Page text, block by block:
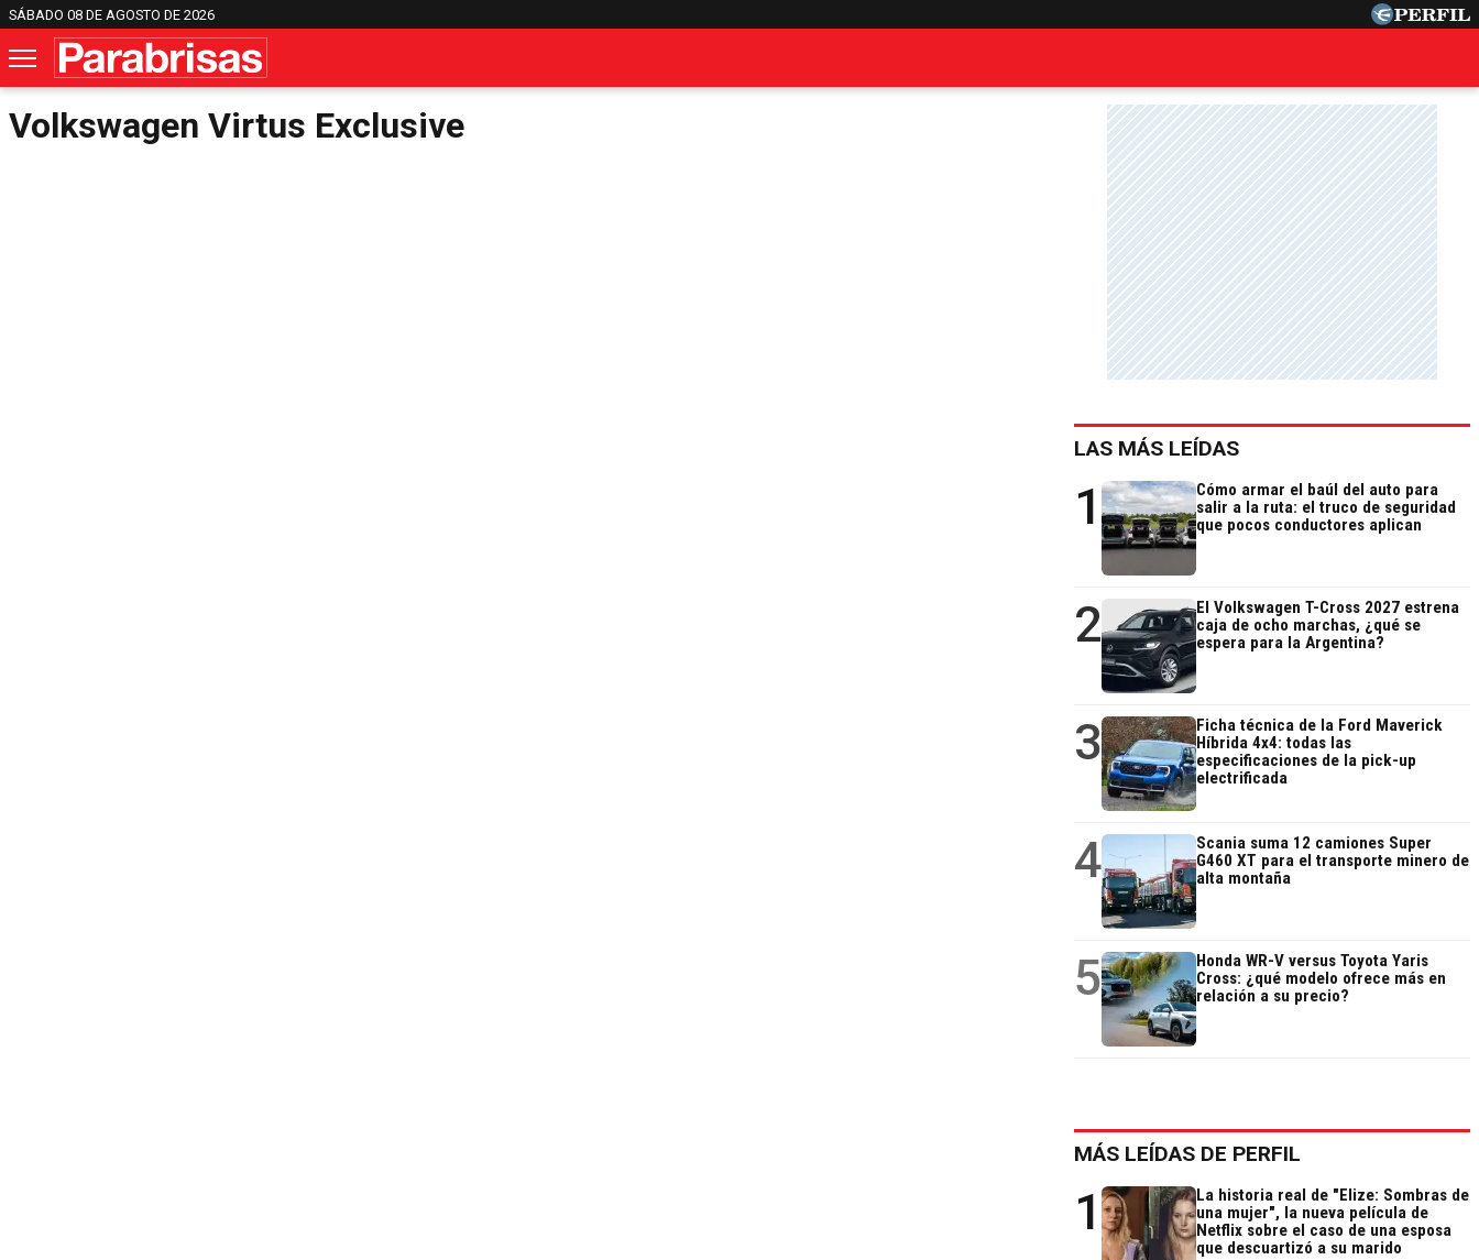
SÁBADO 08 DE AGOSTO DE 2026
Volkswagen Virtus Exclusive
LAS MÁS LEÍDAS
1
Cómo armar el baúl del auto para
salir a la ruta: el truco de seguridad
que pocos conductores aplican
2
El Volkswagen T-Cross 2027 estrena
caja de ocho marchas, ¿qué se
espera para la Argentina?
3
Ficha técnica de la Ford Maverick
Híbrida 4x4: todas las
especificaciones de la pick-up
electrificada
4
Scania suma 12 camiones Super
G460 XT para el transporte minero de
alta montaña
5
Honda WR-V versus Toyota Yaris
Cross: ¿qué modelo ofrece más en
relación a su precio?
MÁS LEÍDAS DE PERFIL
1
La historia real de "Elize: Sombras de
una mujer", la nueva película de
Netflix sobre el caso de una esposa
que descuartizó a su marido